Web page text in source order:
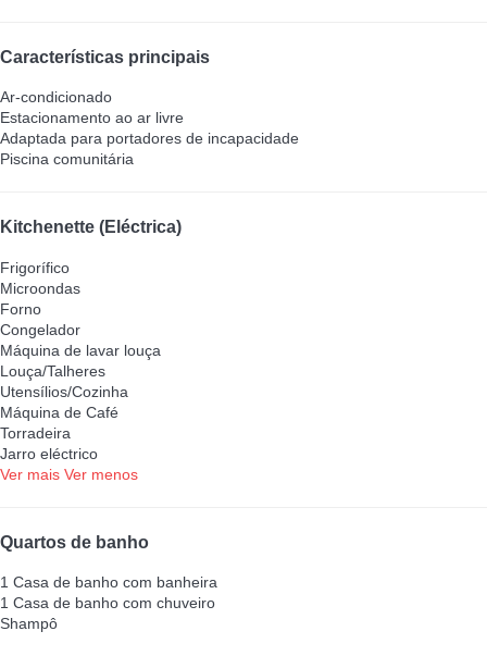
Características principais
Ar-condicionado
Estacionamento ao ar livre
Adaptada para portadores de incapacidade
Piscina comunitária
Kitchenette (Eléctrica)
Frigorífico
Microondas
Forno
Congelador
Máquina de lavar louça
Louça/Talheres
Utensílios/Cozinha
Máquina de Café
Torradeira
Jarro eléctrico
Ver mais Ver menos
Quartos de banho
1 Casa de banho com banheira
1 Casa de banho com chuveiro
Shampô